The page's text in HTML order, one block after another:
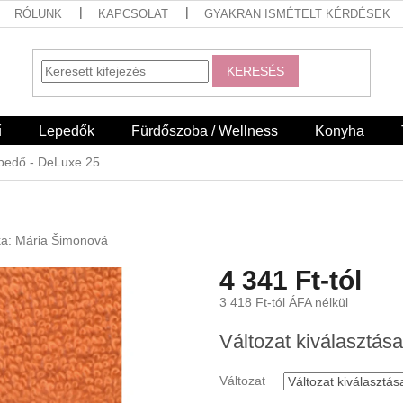
RÓLUNK KAPCSOLAT GYAKRAN ISMÉTELT KÉRDÉSEK
KERESÉS
Lepedők Fürdőszoba / Wellness Konyha
- DeLuxe 25
Mária Šimonová
4 341 Ft-tól
3 418 Ft-tól ÁFA nélkül
Változat kiválasztása
Változat